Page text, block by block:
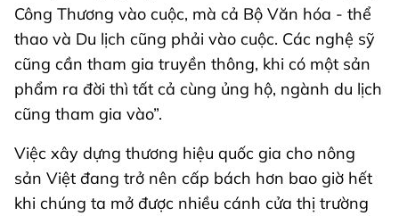
Công Thương vào cuộc, mà cả Bộ Văn hóa - thể
thao và Du lịch cũng phải vào cuộc. Các nghệ sỹ
cũng cần tham gia truyền thông, khi có một sản
phẩm ra đời thì tất cả cùng ủng hộ, ngành du lịch
cũng tham gia vào”.
Việc xây dựng thương hiệu quốc gia cho nông
sản Việt đang trở nên cấp bách hơn bao giờ hết
khi chúng ta mở được nhiều cánh cửa thị trường